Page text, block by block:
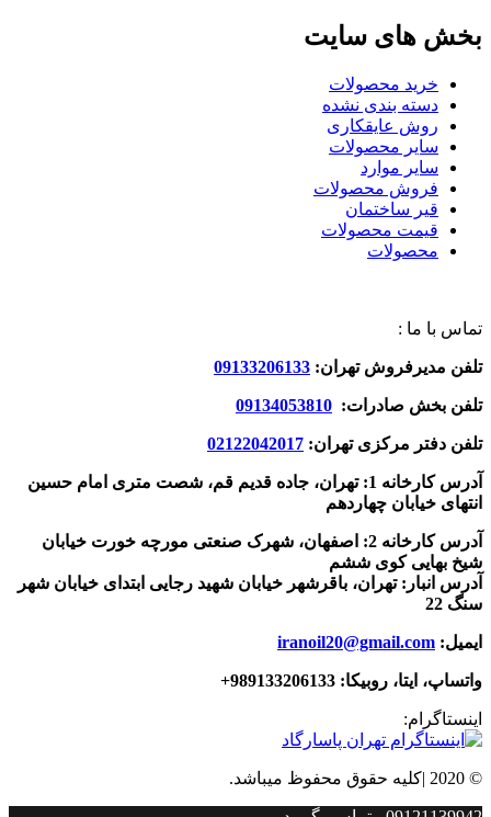
بخش های سایت
خرید محصولات
دسته بندی نشده
روش عایقکاری
سایر محصولات
سایر موارد
فروش محصولات
قیر ساختمان
قیمت محصولات
محصولات
تماس با ما :
تلفن مدیرفروش تهران: 09133206133
تلفن بخش صادرات: 09134053810
تلفن دفتر مرکزی تهران: 02122042017
آدرس کارخانه 1: تهران، جاده قدیم قم، شصت متری امام حسین
انتهای خیابان چهاردهم
آدرس کارخانه 2: اصفهان، شهرک صنعتی مورچه خورت خیابان
شیخ بهایی کوی ششم
آدرس انبار: تهران، باقرشهر خیابان شهید رجایی ابتدای خیابان شهر
سنگ 22
ایمیل: iranoil20@gmail.com
واتساپ، ایتا، روبیکا: 989133206133+
اینستاگرام:
© 2020 |کلیه حقوق محفوظ میباشد.